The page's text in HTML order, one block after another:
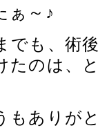
ぁ～♪
でも、術
たのは、
もありが